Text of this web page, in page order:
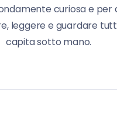
curiosa e per
leggere e guardare
capita sotto mano.